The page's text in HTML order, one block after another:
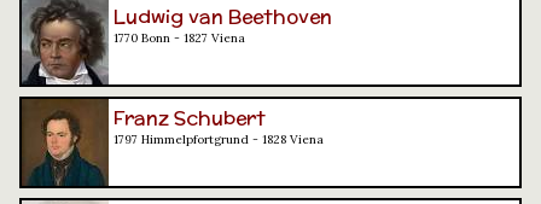
Ludwig van Beethoven
1770 Bonn - 1827 Viena
Franz Schubert
1797 Himmelpfortgrund - 1828 Viena